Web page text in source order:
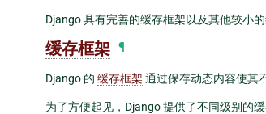
Django 具有完善的缓存框架以及其他较小
缓存框架 ¶
Django 的 缓存框架 通过保存动态内容使其
为了方便起见，Django 提供了不同级别的